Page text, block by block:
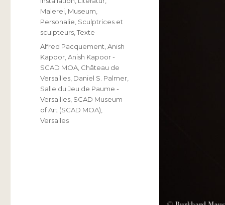
Malerei Museum
Personalie Sculptrices et
sculpteurs ,Texte
Schlagwörter
Alfred Pacquement ,Anish
Kapoor ,Anish Kapoor -
SCAD MOA Château de
Versailles Daniel S. Palmer
Salle du Jeu de Paume -
Versailles SCAD Museum
of Art (SCAD MOA)
Versailes